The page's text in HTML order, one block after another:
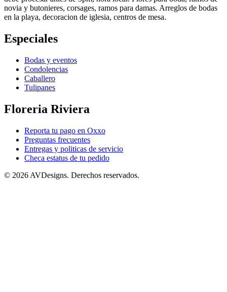
novia y butonieres, corsages, ramos para damas. Arreglos de bodas
en la playa, decoracion de iglesia, centros de mesa.
Especiales
Bodas y eventos
Condolencias
Caballero
Tulipanes
Floreria Riviera
Reporta tu pago en Oxxo
Preguntas frecuentes
Entregas y politicas de servicio
Checa estatus de tu pedido
© 2026 AVDesigns. Derechos reservados.